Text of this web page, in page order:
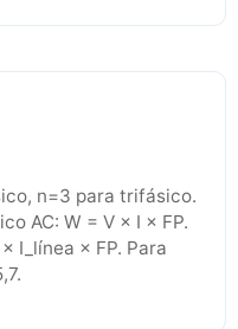
n=3 para trifásico.
AC: W = V × I × FP.
I_línea × FP. Para